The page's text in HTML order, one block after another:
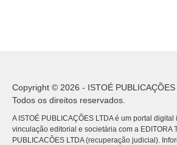
Copyright © 2026 - ISTOÉ PUBLICAÇÕES
Todos os direitos reservados.
A ISTOÉ PUBLICAÇÕES LTDA é um portal
vinculação editorial e societária com a EDITORA
PUBLICACÕES LTDA (recuperação judicial).